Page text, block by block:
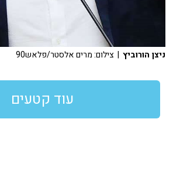
ניצן הורוביץ | צילום: מרים אלסטר/פלאש90
עוד קטעים